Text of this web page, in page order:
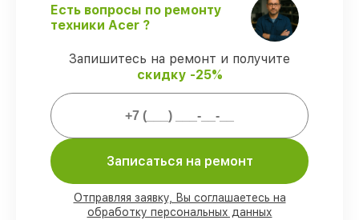
Официальная гарантия
– на все виды
работ и комплектующие для моноблоков
Acer предоставляется официальное
сопровождение.
Мы гарантируем:
присутствии клиента
90%
деталей Acer имеются в наличии в
Москве, остальные доставляются быстро
Фирменные детали Acer и надёжные
Есть вопросы по ремонту
техники Acer ?
Запишитесь на ремонт и получите
скидку -25%
Записаться на ремонт
Отправляя заявку, Вы соглашаетесь на
обработку персональных данных